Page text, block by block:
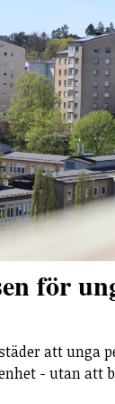
för
att unga
- utan att